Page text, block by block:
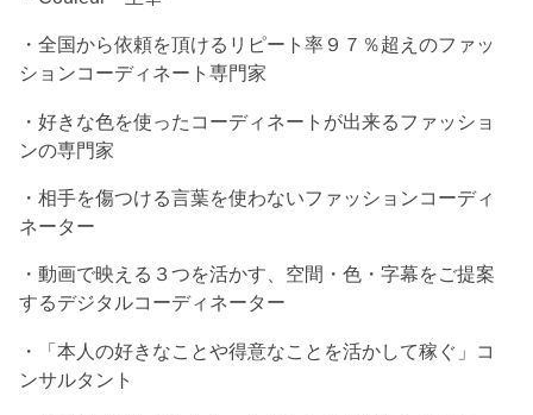
・全国から依頼を頂けるリピート率９７％超えのファッ
ションコーディネート専門家
・好きな色を使ったコーディネートが出来るファッショ
ンの専門家
・相手を傷つける言葉を使わないファッションコーディ
ネーター
・動画で映える３つを活かす、空間・色・字幕をご提案
するデジタルコーディネーター
・「本人の好きなことや得意なことを活かして稼ぐ」コ
ンサルタント